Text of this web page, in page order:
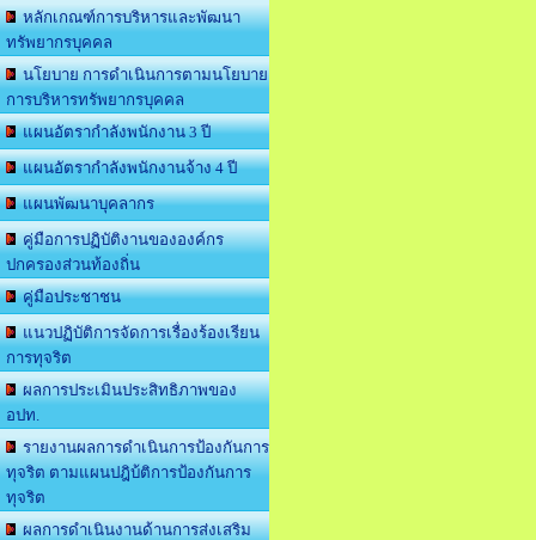
หลักเกณฑ์การบริหารและพัฒนา
ทรัพยากรบุคคล
นโยบาย การดำเนินการตามนโยบาย
การบริหารทรัพยากรบุคคล
แผนอัตรากำลังพนักงาน 3 ปี
แผนอัตรากำลังพนักงานจ้าง 4 ปี
แผนพัฒนาบุคลากร
คู่มือการปฏิบัติงานขององค์กร
ปกครองส่วนท้องถิ่น
คู่มือประชาชน
แนวปฏิบัติการจัดการเรื่องร้องเรียน
การทุจริต
ผลการประเมินประสิทธิภาพของ
อปท.
รายงานผลการดำเนินการป้องกันการ
ทุจริต ตามแผนปฎิบ้ติการป้องกันการ
ทุจริต
ผลการดำเนินงานด้านการส่งเสริม